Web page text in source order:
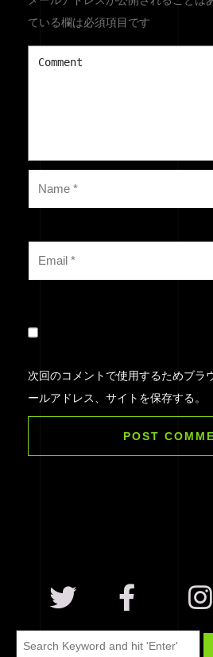
ている欄は必須項目です
次回のコメントで使用するためブラ
ールアドレス、サイトを保存する。